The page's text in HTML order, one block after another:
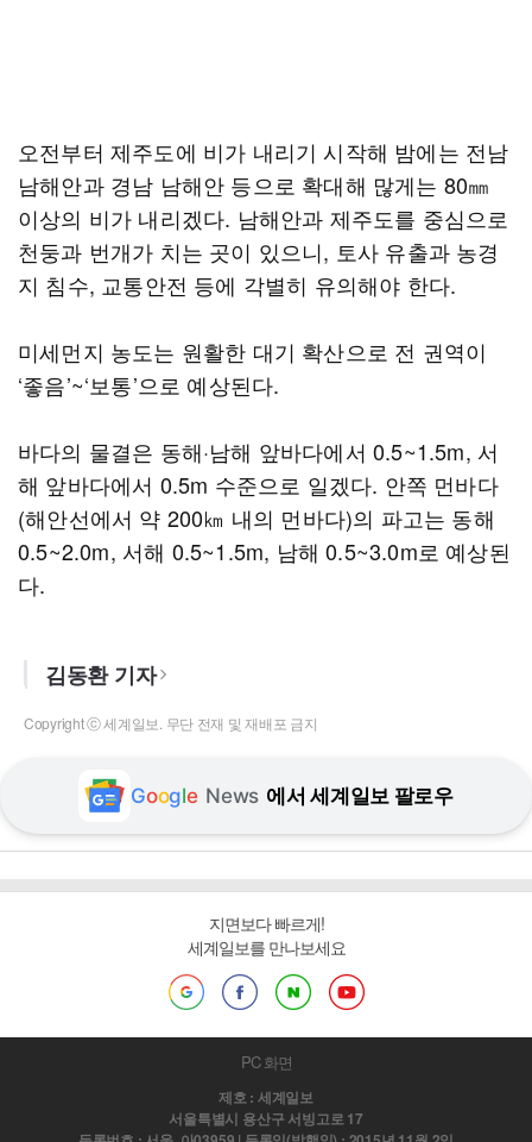
오전부터 제주도에 비가 내리기 시작해 밤에는 전남
남해안과 경남 남해안 등으로 확대해 많게는 80㎜
이상의 비가 내리겠다. 남해안과 제주도를 중심으로
천둥과 번개가 치는 곳이 있으니, 토사 유출과 농경
지 침수, 교통안전 등에 각별히 유의해야 한다.
미세먼지 농도는 원활한 대기 확산으로 전 권역이
‘좋음’~‘보통’으로 예상된다.
바다의 물결은 동해·남해 앞바다에서 0.5~1.5m, 서
해 앞바다에서 0.5m 수준으로 일겠다. 안쪽 먼바다
(해안선에서 약 200㎞ 내의 먼바다)의 파고는 동해
0.5~2.0m, 서해 0.5~1.5m, 남해 0.5~3.0m로 예상된
다.
김동환 기자
Copyright ⓒ 세계일보. 무단 전재 및 재배포 금지
Google News 에서 세계일보 팔로우
지면보다 빠르게!
세계일보를 만나보세요
PC 화면
제호 : 세계일보
서울특별시 용산구 서빙고로 17